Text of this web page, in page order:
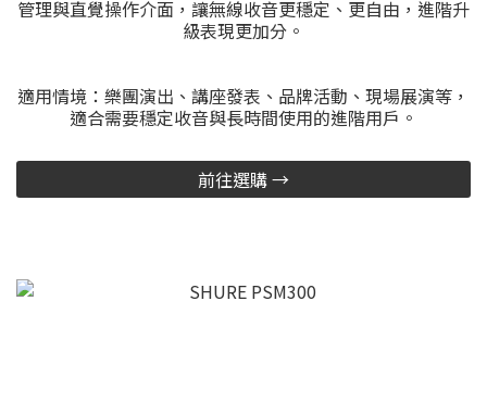
管理與直覺操作介面，讓無線收音更穩定、更自由，進階升
級表現更加分。
適用情境：樂團演出、講座發表、品牌活動、現場展演等，
適合需要穩定收音與長時間使用的進階用戶。
前往選購 →